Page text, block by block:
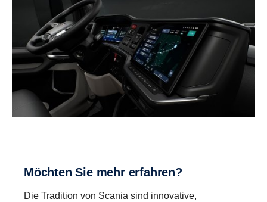
Möchten Sie mehr erfahren?
Die Tradition von Scania sind innovative,